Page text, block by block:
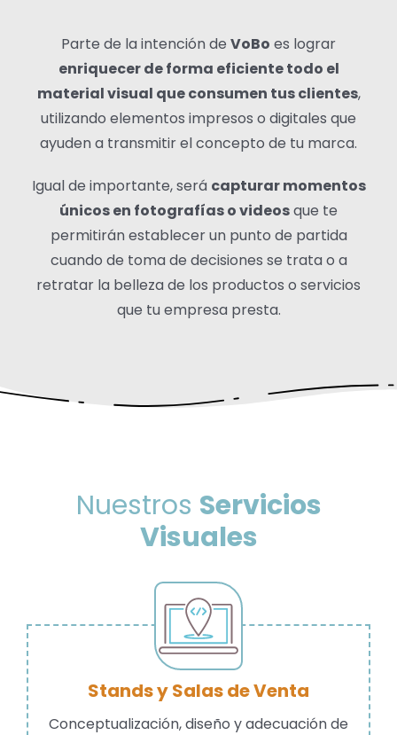
Parte de la intención de VoBo es lograr
enriquecer de forma eficiente todo el
material visual que consumen tus clientes,
utilizando elementos impresos o digitales que
ayuden a transmitir el concepto de tu marca.
Igual de importante, será capturar momentos
únicos en fotografías o videosque te
permitirán establecer un punto de partida
cuando de toma de decisiones se trata o a
retratar la belleza de los productos o servicios
que tu empresa presta.
Nuestros Servicios
Visuales
Stands y Salas de Venta
Conceptualización, diseño y adecuación de